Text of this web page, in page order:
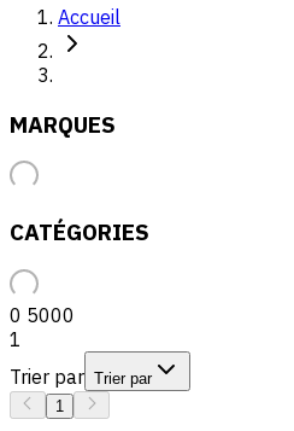
Accueil
MARQUES
CATÉGORIES
0 5000
1
Trier par Trier par
1